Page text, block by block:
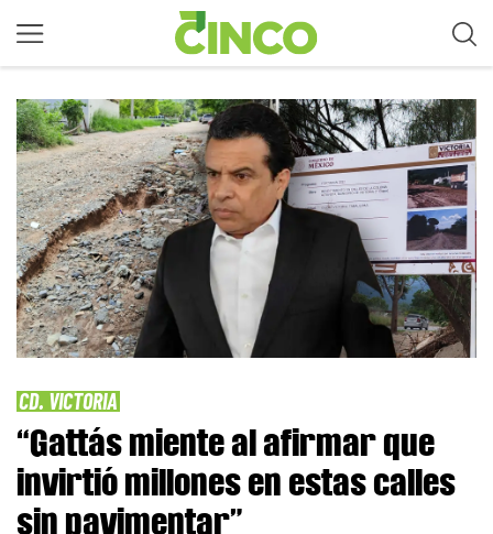
CD. VICTORIA
“Gattás miente al afirmar que
invirtió millones en estas calles
sin pavimentar”